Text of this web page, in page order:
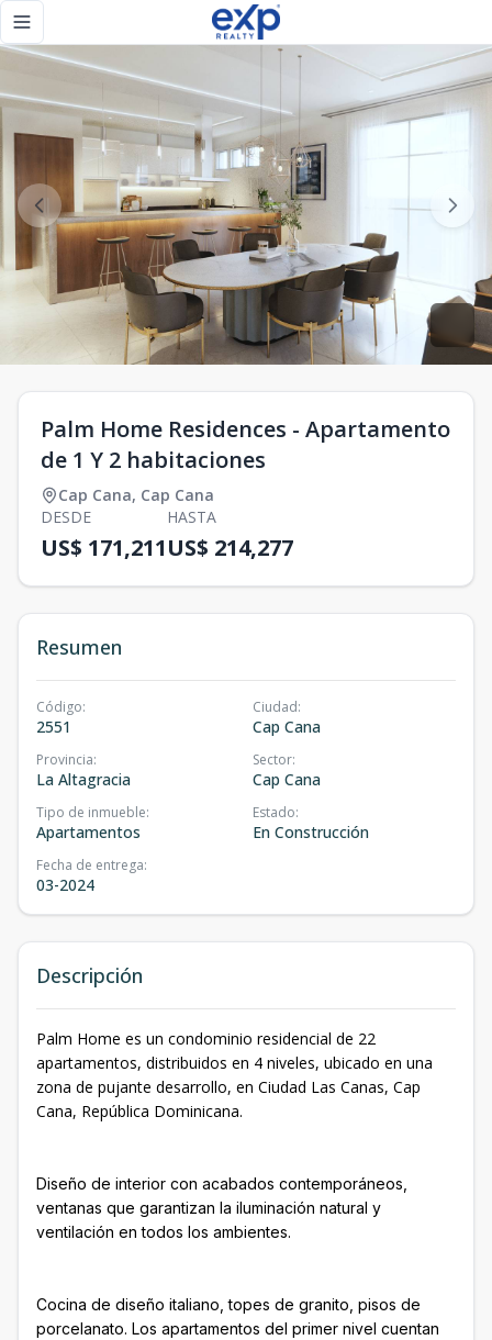
Toggle navigation menu
Palm Home Residences - Apartamento
de 1 Y 2 habitaciones
Cap Cana, Cap Cana
DESDE
US$ 171,211
HASTA
US$ 214,277
Resumen
Código:
2551
Ciudad:
Cap Cana
Provincia:
La Altagracia
Sector:
Cap Cana
Tipo de inmueble:
Apartamentos
Estado:
En Construcción
Fecha de entrega:
03-2024
Descripción
Palm Home es un condominio residencial de 22
apartamentos, distribuidos en 4 niveles, ubicado en una
zona de pujante desarrollo, en Ciudad Las Canas, Cap
Cana, República Dominicana.
Diseño de interior con acabados contemporáneos,
ventanas que garantizan la iluminación natural y
ventilación en todos los ambientes.
Cocina de diseño italiano, topes de granito, pisos de
porcelanato. Los apartamentos del primer nivel cuentan
Palm Home Residences - Apartamento de 1 Y 2